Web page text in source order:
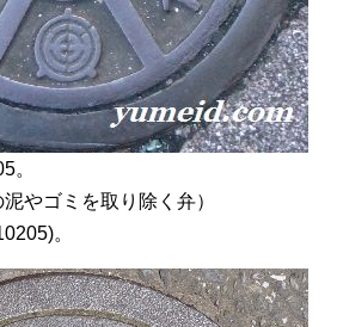
。
やゴミを取り除く弁）
。